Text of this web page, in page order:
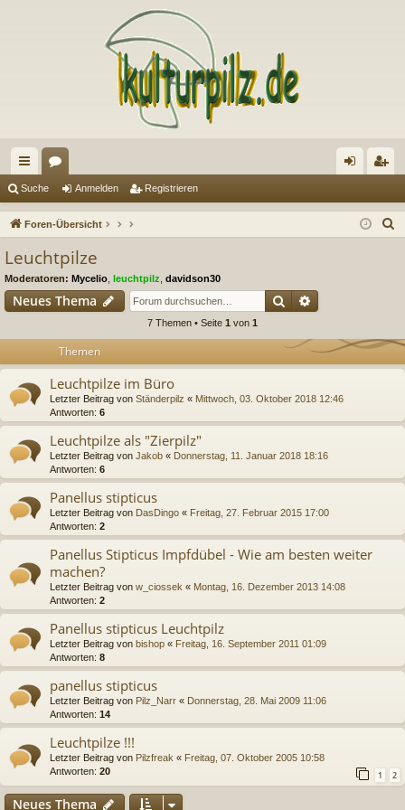
ch
ne
riff
en m ist
Suche Anmelden Registrieren
Foren-Übersicht
Leuchtpilze
Moderatoren: Mycelio leuchtpilz davidson30
Neues Thema Suche
7 Themen • Seite 1 von 1
Themen
Leuchtpilze im Büro
Letzter Beitrag von Ständerpilz « Mittwoch, 03. Oktober 2018 12:46
Antworten: 6
Leuchtpilze als "Zierpilz"
Letzter Beitrag von Jakob « Donnerstag, 11. Januar 2018 18:16
Antworten: 6
Panellus stipticus
Letzter Beitrag von DasDingo « Freitag, 27. Februar 2015 17:00
Antworten: 2
Panellus Stipticus Impfdübel - Wie am besten weiter
machen?
Letzter Beitrag von w_ciossek « Montag, 16. Dezember 2013 14:08
Antworten: 2
Panellus stipticus Leuchtpilz
Letzter Beitrag von bishop « Freitag, 16. September 2011 01:09
Antworten: 8
panellus stipticus
Letzter Beitrag von Pilz_Narr « Donnerstag, 28. Mai 2009 11:06
Antworten: 14
Leuchtpilze !!!
Letzter Beitrag von Pilzfreak « Freitag, 07. Oktober 2005 10:58
Antworten: 20 1 2
Neues Thema